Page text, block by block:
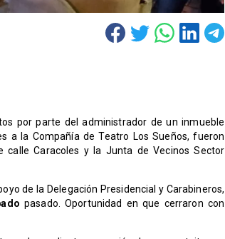
por parte del administrador de un inmueble
a la Compañía de Teatro Los Sueños, fueron
calle Caracoles y la Junta de Vecinos Sector
de la Delegación Presidencial y Carabineros,
pasado. Oportunidad en que cerraron con